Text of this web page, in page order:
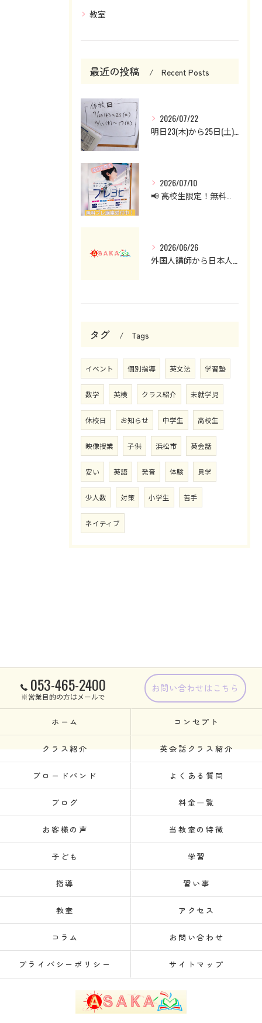
教室
最近の投稿 Recent Posts
2026/07/22
2026/07/10
2026/06/26
タグ Tags
イベント 個別指導 英文法 学習塾
数学 英検 クラス紹介 未就学児
休校日 お知らせ 中学生 高校生
映像授業 子供 浜松市 英会話
安い 英語 発音 体験 見学
少人数 対策 小学生 苦手
ネイティブ
053-465-2400
※営業目的の方はメールで
お問い合わせはこちら
ホーム コンセプト
クラス紹介 英会話クラス紹介
ブロードバンド よくある質問
ブログ 料金一覧
お客様の声 当教室の特徴
子ども 学習
指導 習い事
教室 アクセス
コラム お問い合わせ
プライバシーポリシー サイトマップ